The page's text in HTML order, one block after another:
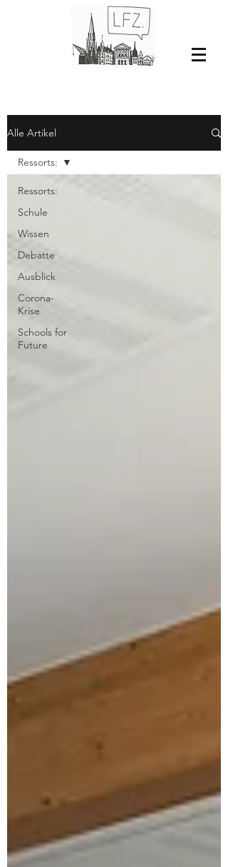
Alle Artikel
Ressorts:
Schule
Wissen
Debatte
Ausblick
Corona-
Krise
Schools for
Future
Ressorts: